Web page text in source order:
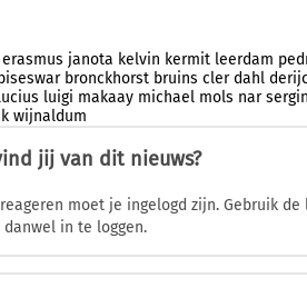
erasmus janota kelvin kermit leerdam
biseswar bronckhorst bruins cler dahl
luigi makaay michael mols nar
wijnaldum
jij van dit nieuws?
moet je ingelogd zijn. Gebruik
danwel in te loggen.